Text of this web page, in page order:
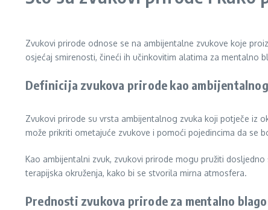
Zvukovi prirode odnose se na ambijentalne zvukove koje
osjećaj smirenosti, čineći ih učinkovitim alatima za mentalno
Definicija zvukova prirode kao
Zvukovi prirode su vrsta ambijentalnog zvuka koji potječe iz
može prikriti ometajuće zvukove i pomoći pojedincima da se
Kao ambijentalni zvuk, zvukovi prirode mogu pružiti
terapijska okruženja, kako bi se stvorila mirna atmosfera.
Prednosti zvukova prirode za mentalno